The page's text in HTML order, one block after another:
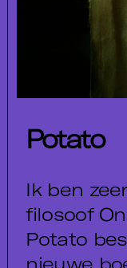
Potato
Ik ben
filosoof
Potato